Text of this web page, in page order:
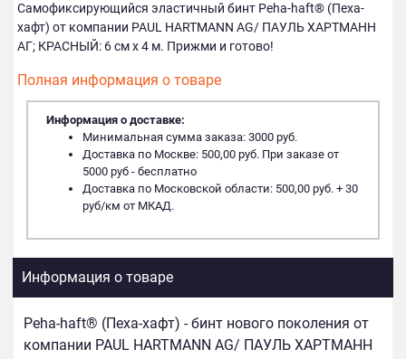
Самофиксирующийся эластичный бинт Peha-haft® (Пеха-
хафт) от компании PAUL HARTMANN AG/ ПАУЛЬ ХАРТМАНН
АГ; КРАСНЫЙ: 6 см х 4 м. Прижми и готово!
Полная информация о товаре
Информация о доставке:
Минимальная сумма заказа: 3000 руб.
Доставка по Москве: 500,00 руб. При заказе от
5000 руб - бесплатно
Доставка по Московской области: 500,00 руб. + 30
руб/км от МКАД.
Информация о товаре
Peha-haft® (Пеха-хафт) - бинт нового поколения от
компании PAUL HARTMANN AG/ ПАУЛЬ ХАРТМАНН